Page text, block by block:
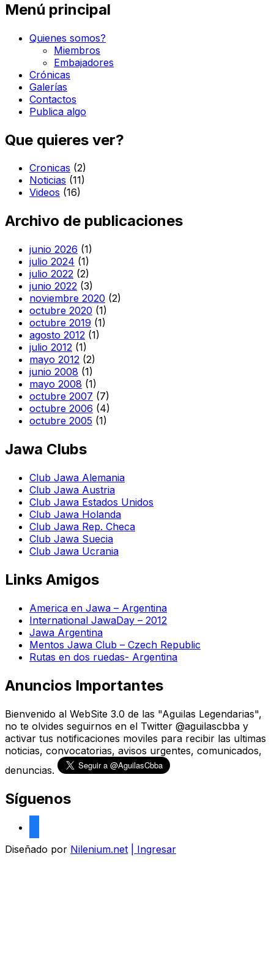
Menú principal
Quienes somos?
Miembros
Embajadores
Crónicas
Galerías
Contactos
Publica algo
Que quieres ver?
Cronicas (2)
Noticias (11)
Videos (16)
Archivo de publicaciones
junio 2026 (1)
julio 2024 (1)
julio 2022 (2)
junio 2022 (3)
noviembre 2020 (2)
octubre 2020 (1)
octubre 2019 (1)
agosto 2012 (1)
julio 2012 (1)
mayo 2012 (2)
junio 2008 (1)
mayo 2008 (1)
octubre 2007 (7)
octubre 2006 (4)
octubre 2005 (1)
Jawa Clubs
Club Jawa Alemania
Club Jawa Austria
Club Jawa Estados Unidos
Club Jawa Holanda
Club Jawa Rep. Checa
Club Jawa Suecia
Club Jawa Ucrania
Links Amigos
America en Jawa – Argentina
International JawaDay – 2012
Jawa Argentina
Mentos Jawa Club – Czech Republic
Rutas en dos ruedas- Argentina
Anuncios Importantes
Bienvenido al WebSite 3.0 de las "Aguilas Legendarias",
no te olvides seguirnos en el Twitter @aguilascbba y
activar tus notificaciones moviles para recibir las ultimas
noticias, convocatorias, avisos urgentes, comunicados,
denuncias.
Síguenos
Diseñado por Nilenium.net | Ingresar